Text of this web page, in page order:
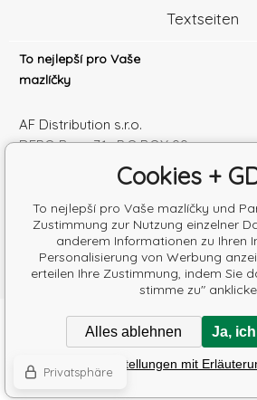
To nejlepší pro Vaše
mazlíčky
AF Distribution s.r.o.
DEPO Brno 71 , P.O.BOX 99
Česká republika
Handelsregister Nr.: 52010180
Steuernum.: SK2120864328
Textseiten
Copyright © 2026 AF
Alle Rechte
Eshops & webseiten
Poradíme s výběrem
Cookies +
To nejlepší pro Vaše mazlíčky und
Zustimmung zur Nutzung einzelner
anderem Informationen zu Ihren
Personalisierung von Werbung
erteilen Ihre Zustimmung, indem Sie
stimme zu"
Alles ablehnen Ja,
Detaillierte Einstellungen mit
Privatsphäre